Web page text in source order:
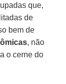
que,
de
bem de
, não
o cerne do